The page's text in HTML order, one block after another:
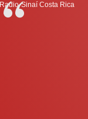
Radio-Sinaí Costa Rica